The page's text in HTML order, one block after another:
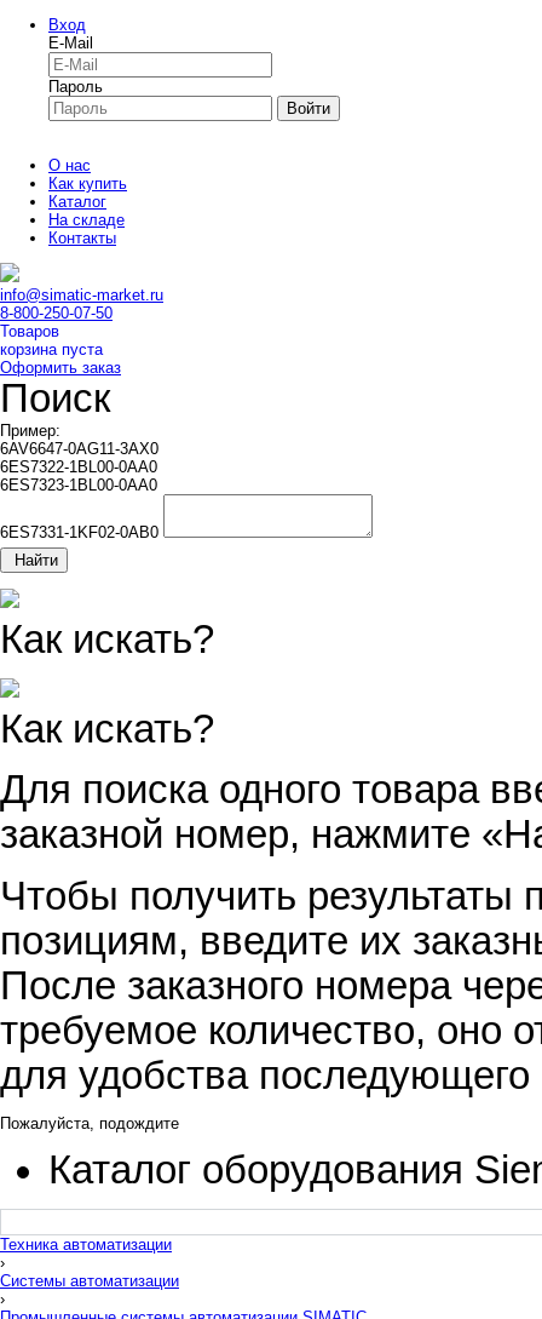
Вход
E-Mail
Пароль
Войти
О нас
Как купить
Каталог
На складе
Контакты
info@simatic-market.ru
8-800-250-07-50
Товаров
корзина пуста
Оформить заказ
Поиск
Пример:
6AV6647-0AG11-3AX0
6ES7322-1BL00-0AA0
6ES7323-1BL00-0AA0
6ES7331-1KF02-0AB0
Найти
Как искать?
Как искать?
Для поиска одного товара
заказной номер, нажмите
Чтобы получить результаты
позициям, введите их
После заказного номера
требуемое количество, оно
для удобства
Пожалуйста, подождите
Каталог оборудования
Техника автоматизации
›
Системы автоматизации
›